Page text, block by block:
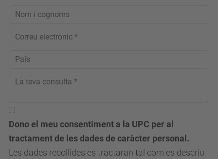
Dono el meu consentiment a la UPC per al
tractament de les dades de caràcter personal.
Les dades recollides es tractaran tal com es descriu